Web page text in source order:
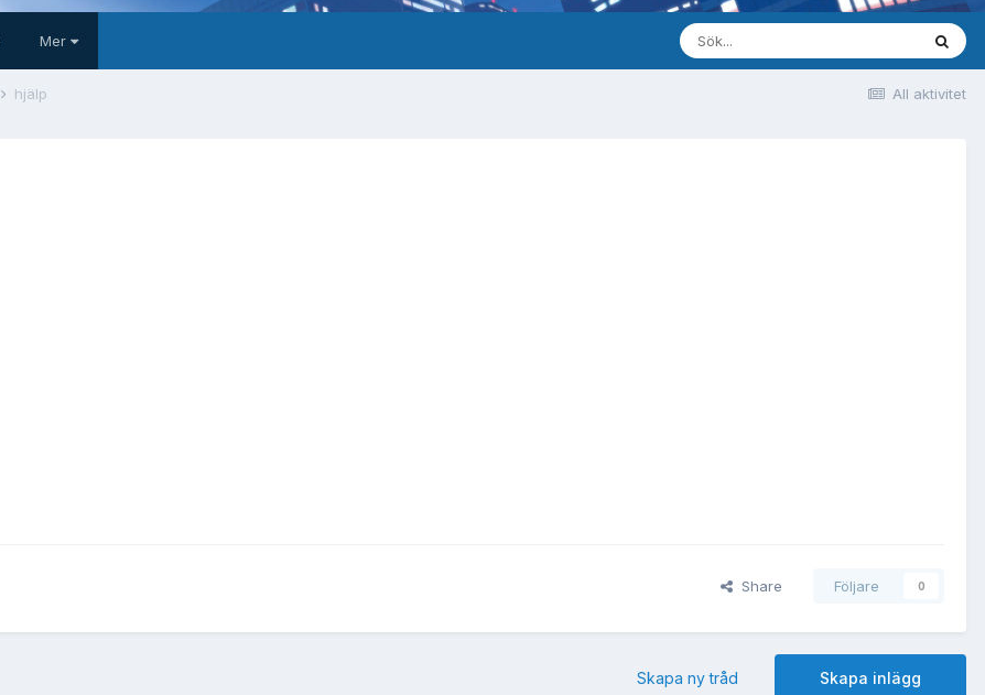
Mer
All aktivitet
hjälp
Share Följare 0
Skapa inlägg
Skapa ny tråd